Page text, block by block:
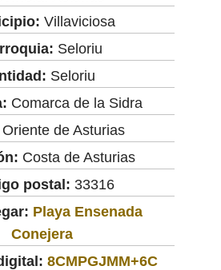
Villaviciosa
Seloriu
Seloriu
Comarca de la Sidra
Oriente de Asturias
Costa de Asturias
postal: 33316
Playa Ensenada
Conejera
8CMPGJMM+6C